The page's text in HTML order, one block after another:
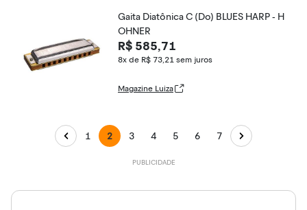
Gaita Diatônica C (Do) BLUES HARP - H
OHNER
R$ 585,71
8x de R$ 73,21 sem juros
Magazine Luiza
1 2 3 4 5 6 7